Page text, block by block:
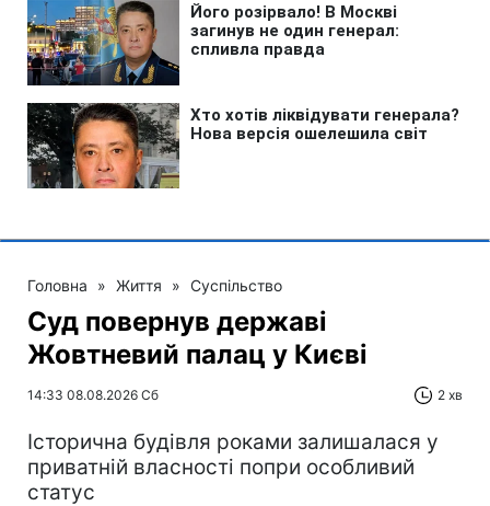
Головна » Життя » Суспільство
Суд повернув державі
Жовтневий палац у Києві
14:33 08.08.2026 Сб 2 хв
Історична будівля роками залишалася у
приватній власності попри особливий
статус